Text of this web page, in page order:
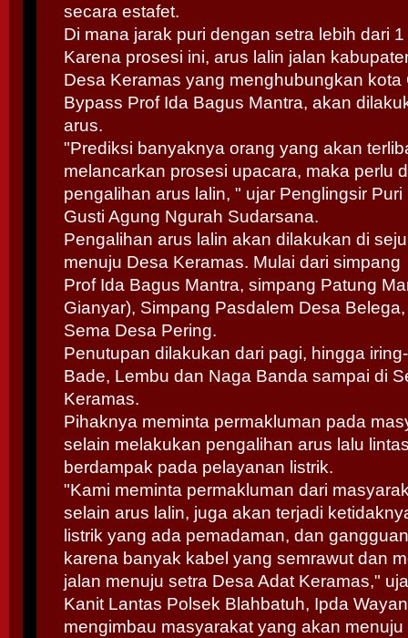
secara estafet.
Di mana jarak puri dengan setra lebih dari
Karena prosesi ini, arus lalin jalan
Desa Keramas yang menghubungkan kota
Bypass Prof Ida Bagus Mantra, akan
arus.
"Prediksi banyaknya orang yang akan
melancarkan prosesi upacara, maka perlu
pengalihan arus lalin, " ujar Penglingsir
Gusti Agung Ngurah Sudarsana.
Pengalihan arus lalin akan dilakukan di
menuju Desa Keramas. Mulai dari
Prof Ida Bagus Mantra, simpang Patung
Gianyar), Simpang Pasdalem Desa
Sema Desa Pering.
Penutupan dilakukan dari pagi, hingga
Bade, Lembu dan Naga Banda sampai di
Keramas.
Pihaknya meminta permakluman pada
selain melakukan pengalihan arus lalu
berdampak pada pelayanan listrik.
"Kami meminta permakluman dari
selain arus lalin, juga akan terjadi
listrik yang ada pemadaman, dan
karena banyak kabel yang semrawut dan
jalan menuju setra Desa Adat Keramas,"
Kanit Lantas Polsek Blahbatuh, Ipda
mengimbau masyarakat yang akan